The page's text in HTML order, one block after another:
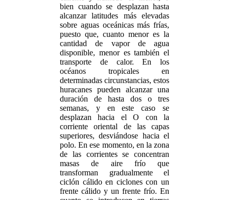
bien cuando se desplazan hasta
alcanzar latitudes más elevadas
sobre aguas oceánicas más frías,
puesto que, cuanto menor es la
cantidad de vapor de agua
disponible, menor es también el
transporte de calor. En los
océanos tropicales en
determinadas circunstancias, estos
huracanes pueden alcanzar una
duración de hasta dos o tres
semanas, y en este caso se
desplazan hacia el O con la
corriente oriental de las capas
superiores, desviándose hacia el
polo. En ese momento, en la zona
de las corrientes se concentran
masas de aire frío que
transforman gradualmente el
ciclón cálido en ciclones con un
frente cálido y un frente frío. En